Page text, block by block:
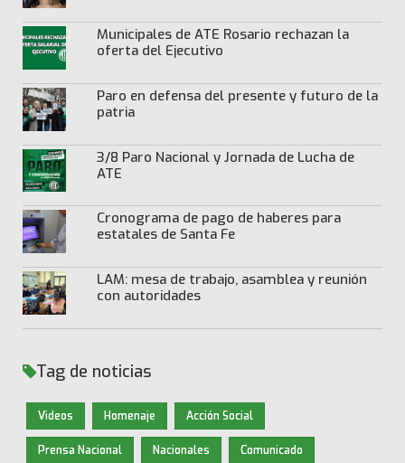
Municipales de ATE Rosario rechazan la
oferta del Ejecutivo
Paro en defensa del presente y futuro de la
patria
3/8 Paro Nacional y Jornada de Lucha de
ATE
Cronograma de pago de haberes para
estatales de Santa Fe
LAM: mesa de trabajo, asamblea y reunión
con autoridades
Tag de noticias
Videos Homenaje Acción Social
Prensa Nacional Nacionales Comunicado